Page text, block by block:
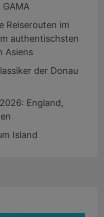
Reiserouten im
authentischsten
Asiens
der Donau
England,
Island